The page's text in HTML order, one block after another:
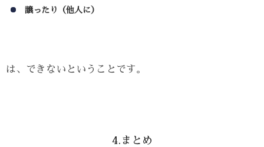
譲ったり（他人に）
は、できないということです。
4.まとめ